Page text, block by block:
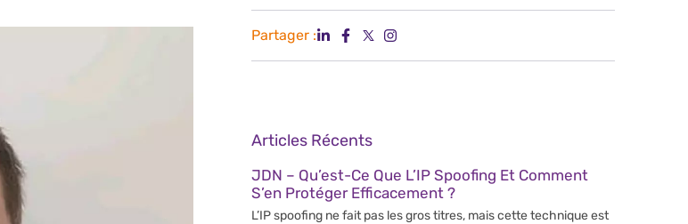
Partager :
Articles Récents
JDN – Qu’est-Ce Que L’IP Spoofing Et Comment
S’en Protéger Efficacement ?
L’IP spoofing ne fait pas les gros titres, mais cette technique est